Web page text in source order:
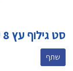
סט גילוף עץ 8 יח
שתף